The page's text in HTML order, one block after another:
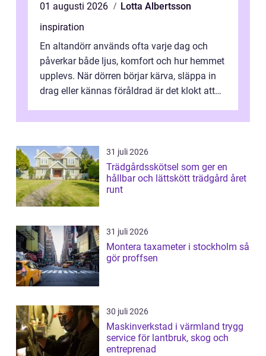
01 augusti 2026
Lotta Albertsson
inspiration
En altandörr används ofta varje dag och
påverkar både ljus, komfort och hur hemmet
upplevs. När dörren börjar kärva, släppa in
drag eller kännas föråldrad är det klokt att
31 juli 2026
Trädgårdsskötsel som ger en
hållbar och lättskött trädgård året
runt
31 juli 2026
Montera taxameter i stockholm så
gör proffsen
30 juli 2026
Maskinverkstad i värmland trygg
service för lantbruk, skog och
entreprenad